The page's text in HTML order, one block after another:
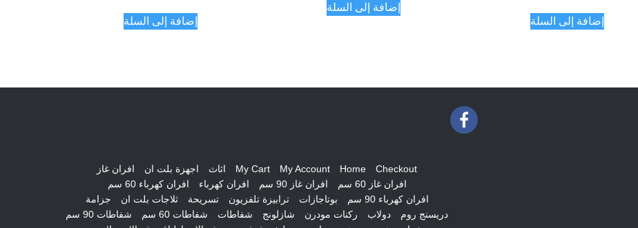
إضافة إلى السلة
إضافة إلى السلة
إضافة إلى السلة
Checkout
Home
My Account
My Cart اثاث اجهزة بلت ان
افران غاز
افران غاز 60 سم
افران غاز 90 سم افران كهرباء
افران كهرباء 60 سم
افران كهرباء 90 سم
بوتاجازات ترابيزة تلفزيون تسريحة ثلاجات بلت ان
جزامة
دريسنج روم
دولاب ركنات مودرن شازلونج شفاطات شفاطات 60 سم
شفاطات 90 سم